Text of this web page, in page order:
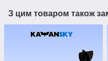
З цим товаром також